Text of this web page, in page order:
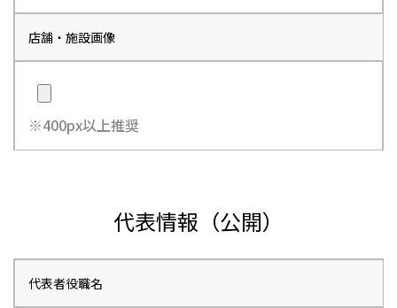
店舗・施設画像
※400px以上推奨
代表情報（公開）
代表者役職名